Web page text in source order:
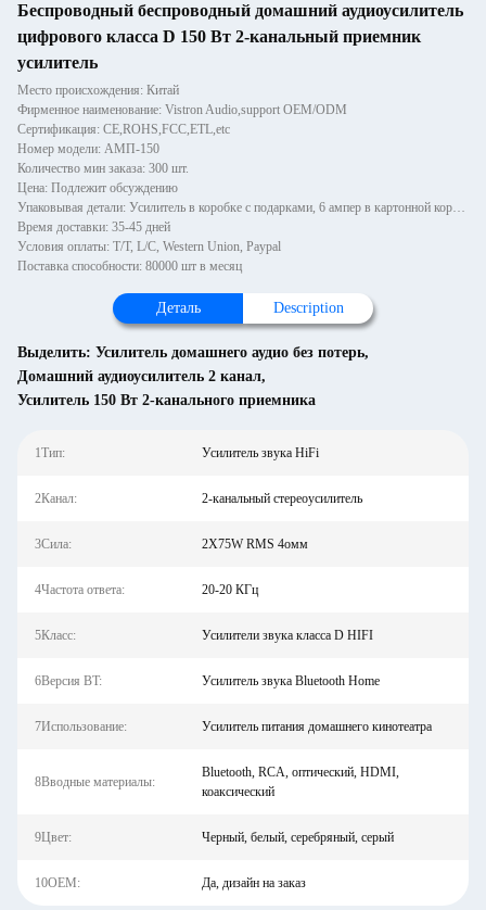
Беспроводный беспроводный домашний аудиоусилитель
цифрового класса D 150 Вт 2-канальный приемник
усилитель
Место происхождения: Китай
Фирменное наименование: Vistron Audio,support OEM/ODM
Сертификация: CE,ROHS,FCC,ETL,etc
Номер модели: АМП-150
Количество мин заказа: 300 шт.
Цена: Подлежит обсуждению
Упаковывая детали: Усилитель в коробке с подарками, 6 ампер в картонной коробке
Время доставки: 35-45 дней
Условия оплаты: T/T, L/C, Western Union, Paypal
Поставка способности: 80000 шт в месяц
Деталь Description
Выделить: Усилитель домашнего аудио без потерь,
Домашний аудиоусилитель 2 канал,
Усилитель 150 Вт 2-канального приемника
1Тип: Усилитель звука HiFi
2Канал: 2-канальный стереоусилитель
3Сила: 2X75W RMS 4омм
4Частота ответа: 20-20 КГц
5Класс: Усилители звука класса D HIFI
6Версия BT: Усилитель звука Bluetooth Home
7Использование: Усилитель питания домашнего кинотеатра
8Вводные материалы:
Bluetooth, RCA, оптический, HDMI,
коаксический
9Цвет: Черный, белый, серебряный, серый
10OEM: Да, дизайн на заказ